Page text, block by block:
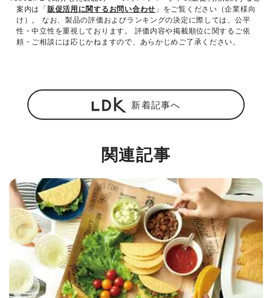
案内は「販促活用に関するお問い合わせ 」をご覧ください（企業様向
け）。 なお、製品の評価およびランキングの決定に際しては、公平
性・中立性を重視しております。 評価内容や掲載順位に関するご依
頼・ご相談には応じかねますので、あらかじめご了承ください。
新着記事へ
関連記事